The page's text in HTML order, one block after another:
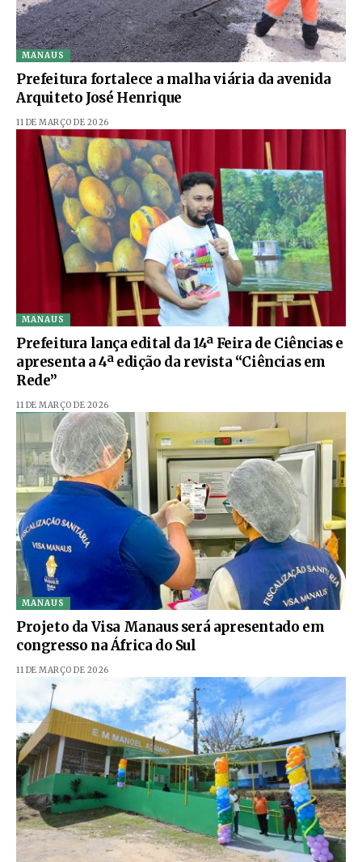
MANAUS
Prefeitura fortalece a malha viária da avenida
Arquiteto José Henrique
11 DE MARÇO DE 2026
MANAUS
Prefeitura lança edital da 14ª Feira de Ciências e
apresenta a 4ª edição da revista “Ciências em
Rede”
11 DE MARÇO DE 2026
MANAUS
Projeto da Visa Manaus será apresentado em
congresso na África do Sul
11 DE MARÇO DE 2026